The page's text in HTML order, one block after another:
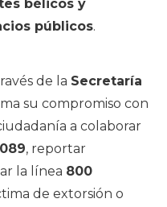
bélicos y
públicos.
de la Secretaría
su compromiso con
a colaborar
089, reportar
la línea 800
de extorsión o